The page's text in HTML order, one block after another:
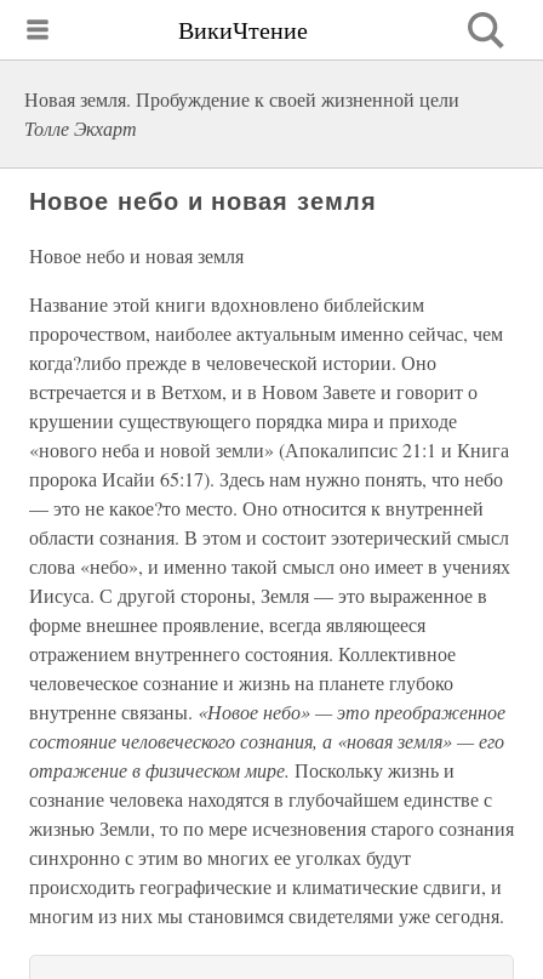
ВикиЧтение
Новая земля. Пробуждение к своей жизненной цели
Толле Экхарт
Новое небо и новая земля
Новое небо и новая земля
Название этой книги вдохновлено библейским
пророчеством, наиболее актуальным именно сейчас, чем
когда?либо прежде в человеческой истории. Оно
встречается и в Ветхом, и в Новом Завете и говорит о
крушении существующего порядка мира и приходе
«нового неба и новой земли» (Апокалипсис 21:1 и Книга
пророка Исайи 65:17). Здесь нам нужно понять, что небо
— это не какое?то место. Оно относится к внутренней
области сознания. В этом и состоит эзотерический смысл
слова «небо», и именно такой смысл оно имеет в учениях
Иисуса. С другой стороны, Земля — это выраженное в
форме внешнее проявление, всегда являющееся
отражением внутреннего состояния. Коллективное
человеческое сознание и жизнь на планете глубоко
внутренне связаны. «Новое небо» — это преображенное
состояние человеческого сознания, а «новая земля» — его
отражение в физическом мире. Поскольку жизнь и
сознание человека находятся в глубочайшем единстве с
жизнью Земли, то по мере исчезновения старого сознания
синхронно с этим во многих ее уголках будут
происходить географические и климатические сдвиги, и
многим из них мы становимся свидетелями уже сегодня.